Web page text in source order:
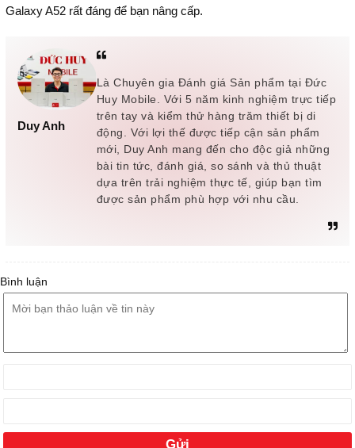
Galaxy A52 rất đáng để bạn nâng cấp.
Duy Anh
Là Chuyên gia Đánh giá Sản phẩm tại Đức
Huy Mobile. Với 5 năm kinh nghiệm trực tiếp
trên tay và kiểm thử hàng trăm thiết bị di
động. Với lợi thế được tiếp cận sản phẩm
mới, Duy Anh mang đến cho độc giả những
bài tin tức, đánh giá, so sánh và thủ thuật
dựa trên trải nghiệm thực tế, giúp bạn tìm
được sản phẩm phù hợp với nhu cầu.
Bình luận